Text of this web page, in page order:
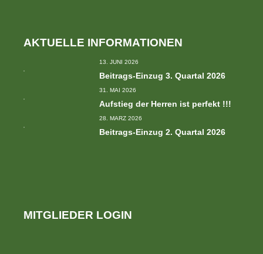
AKTUELLE INFORMATIONEN
13. JUNI 2026
Beitrags-Einzug 3. Quartal 2026
31. MAI 2026
Aufstieg der Herren ist perfekt !!!
28. MÄRZ 2026
Beitrags-Einzug 2. Quartal 2026
MITGLIEDER LOGIN